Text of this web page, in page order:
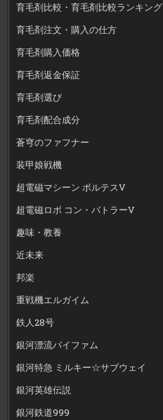
育毛剤比較・育毛剤比較ランキング
育毛剤注文・購入の仕方
育毛剤購入価格
育毛剤返金保証
育毛剤選び
育毛剤配合成分
蒼穹のファフナー
装甲娘戦機
超電磁マシーン ボルテスV
超電磁ロボ コン・バトラーV
趣味・教養
近未来
邦楽
重戦機エルガイム
鉄人28号
銀河漂流バイファム
銀河特急 ミルキー☆サブウェイ
銀河英雄伝説
銀河鉄道999